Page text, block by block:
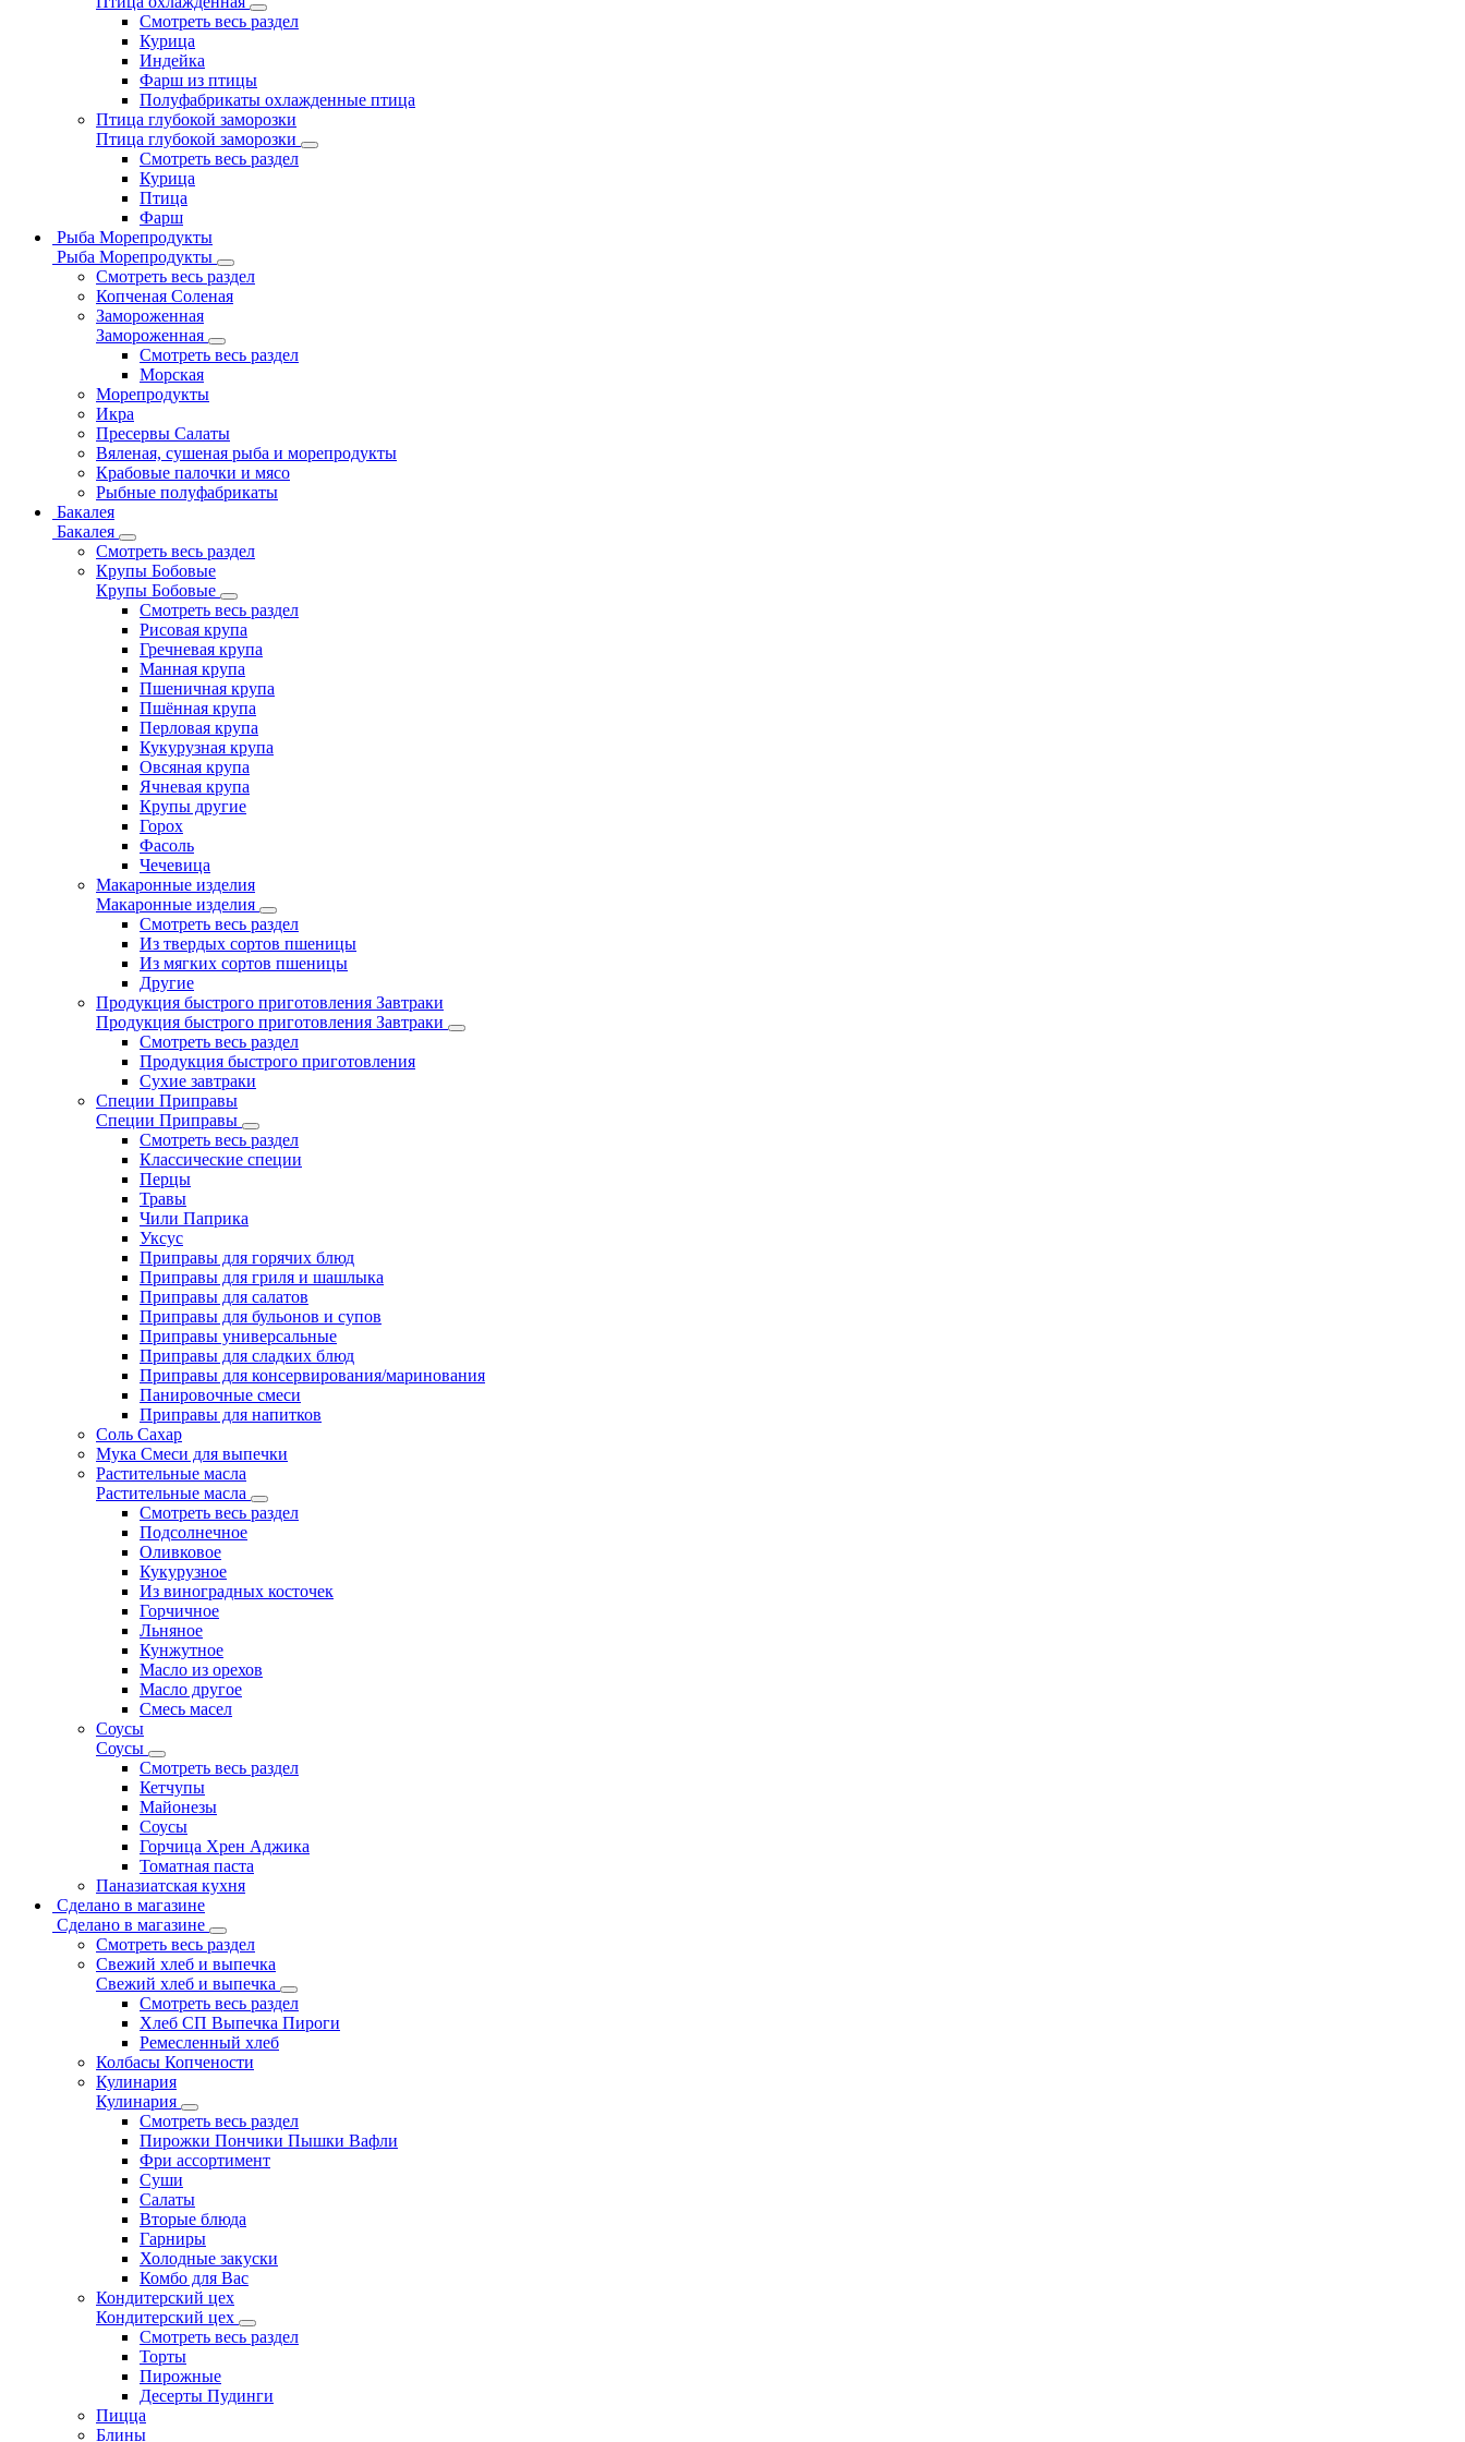
Смотреть весь раздел
Курица
Индейка
Фарш из птицы
Полуфабрикаты охлажденные птица
Птица глубокой заморозки
Птица глубокой заморозки
Смотреть весь раздел
Курица
Птица
Фарш
Рыба Морепродукты
Рыба Морепродукты
Смотреть весь раздел
Копченая Соленая
Замороженная
Замороженная
Смотреть весь раздел
Морская
Морепродукты
Икра
Пресервы Салаты
Вяленая, сушеная рыба и морепродукты
Крабовые палочки и мясо
Рыбные полуфабрикаты
Бакалея
Бакалея
Смотреть весь раздел
Крупы Бобовые
Крупы Бобовые
Смотреть весь раздел
Рисовая крупа
Гречневая крупа
Манная крупа
Пшеничная крупа
Пшённая крупа
Перловая крупа
Кукурузная крупа
Овсяная крупа
Ячневая крупа
Крупы другие
Горох
Фасоль
Чечевица
Макаронные изделия
Макаронные изделия
Смотреть весь раздел
Из твердых сортов пшеницы
Из мягких сортов пшеницы
Другие
Продукция быстрого приготовления Завтраки
Продукция быстрого приготовления Завтраки
Смотреть весь раздел
Продукция быстрого приготовления
Сухие завтраки
Специи Приправы
Специи Приправы
Смотреть весь раздел
Классические специи
Перцы
Травы
Чили Паприка
Уксус
Приправы для горячих блюд
Приправы для гриля и шашлыка
Приправы для салатов
Приправы для бульонов и супов
Приправы универсальные
Приправы для сладких блюд
Приправы для консервирования/маринования
Панировочные смеси
Приправы для напитков
Соль Сахар
Мука Смеси для выпечки
Растительные масла
Растительные масла
Смотреть весь раздел
Подсолнечное
Оливковое
Кукурузное
Из виноградных косточек
Горчичное
Льняное
Кунжутное
Масло из орехов
Масло другое
Смесь масел
Соусы
Соусы
Смотреть весь раздел
Кетчупы
Майонезы
Соусы
Горчица Хрен Аджика
Томатная паста
Паназиатская кухня
Сделано в магазине
Сделано в магазине
Смотреть весь раздел
Свежий хлеб и выпечка
Свежий хлеб и выпечка
Смотреть весь раздел
Хлеб СП Выпечка Пироги
Ремесленный хлеб
Колбасы Копчености
Кулинария
Кулинария
Смотреть весь раздел
Пирожки Пончики Пышки Вафли
Фри ассортимент
Суши
Салаты
Вторые блюда
Гарниры
Холодные закуски
Комбо для Вас
Кондитерский цех
Кондитерский цех
Смотреть весь раздел
Торты
Пирожные
Десерты Пудинги
Пицца
Блины